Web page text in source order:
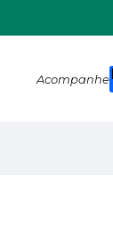
Acompanhe